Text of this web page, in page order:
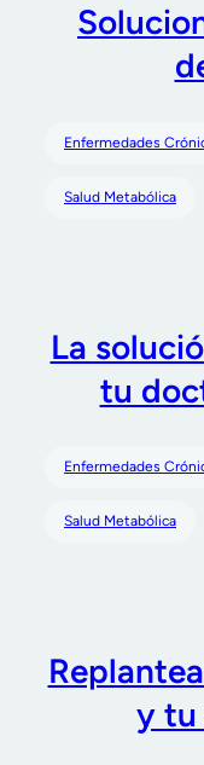
Enfermedades
Salud Metabólica
La
tu
Enfermedades
Salud Metabólica
y tu